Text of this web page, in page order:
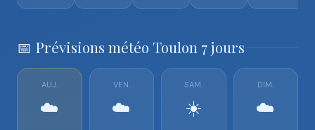
📅 Prévisions météo Toulon 7 jours
AUJ.
☁️
VEN.
☁️
SAM.
☀️
DIM.
☁️